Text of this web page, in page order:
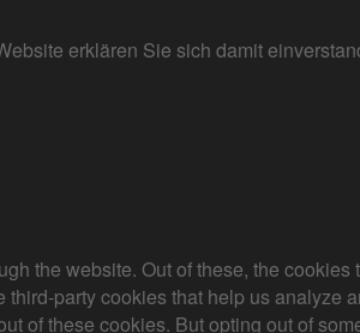
erklären Sie sich damit
the website. Out of these, the
party cookies that help us
of these cookies. But opting out of